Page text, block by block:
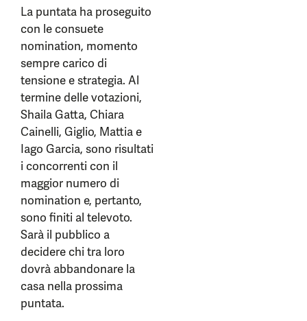
La puntata ha proseguito
con le consuete
nomination, momento
sempre carico di
tensione e strategia. Al
termine delle votazioni,
Shaila Gatta, Chiara
Cainelli, Giglio, Mattia e
Iago Garcia, sono risultati
i concorrenti con il
maggior numero di
nomination e, pertanto,
sono finiti al televoto.
Sarà il pubblico a
decidere chi tra loro
dovrà abbandonare la
casa nella prossima
puntata.